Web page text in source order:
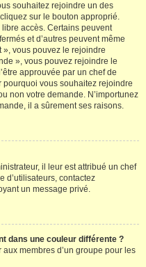
souhaitez rejoindre un des
sur le bouton approprié.
accès. Certains peuvent
et d’autres peuvent même
», vous pouvez le rejoindre
», vous pouvez rejoindre le
approuvée par un chef de
vous souhaitez rejoindre
non votre demande. N’importunez
il a sûrement ses raisons.
il leur est attribué un chef
d’utilisateurs, contactez
un message privé.
dans une couleur différente ?
membres d’un groupe pour les